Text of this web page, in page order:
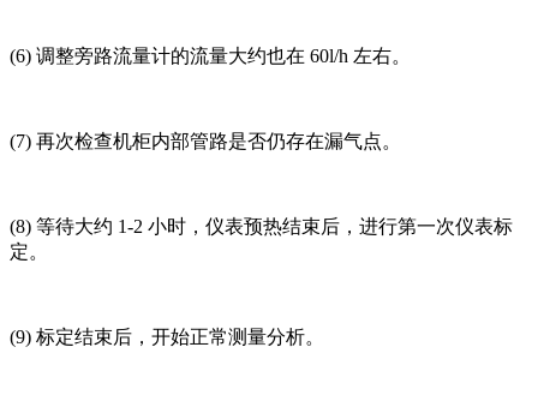
(6) 调整旁路流量计的流量大约也在 60l/h 左右。
(7) 再次检查机柜内部管路是否仍存在漏气点。
(8) 等待大约 1-2 小时，仪表预热结束后，进行第一次仪表标
定。
(9) 标定结束后，开始正常测量分析。